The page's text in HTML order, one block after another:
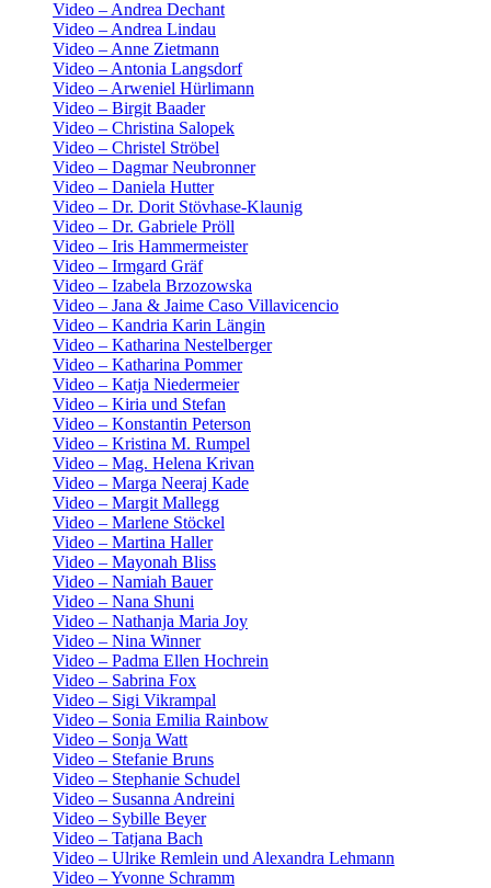
Video – Andrea Dechant
Video – Andrea Lindau
Video – Anne Zietmann
Video – Antonia Langsdorf
Video – Arweniel Hürlimann
Video – Birgit Baader
Video – Christina Salopek
Video – Christel Ströbel
Video – Dagmar Neubronner
Video – Daniela Hutter
Video – Dr. Dorit Stövhase-Klaunig
Video – Dr. Gabriele Pröll
Video – Iris Hammermeister
Video – Irmgard Gräf
Video – Izabela Brzozowska
Video – Jana & Jaime Caso Villavicencio
Video – Kandria Karin Längin
Video – Katharina Nestelberger
Video – Katharina Pommer
Video – Katja Niedermeier
Video – Kiria und Stefan
Video – Konstantin Peterson
Video – Kristina M. Rumpel
Video – Mag. Helena Krivan
Video – Marga Neeraj Kade
Video – Margit Mallegg
Video – Marlene Stöckel
Video – Martina Haller
Video – Mayonah Bliss
Video – Namiah Bauer
Video – Nana Shuni
Video – Nathanja Maria Joy
Video – Nina Winner
Video – Padma Ellen Hochrein
Video – Sabrina Fox
Video – Sigi Vikrampal
Video – Sonia Emilia Rainbow
Video – Sonja Watt
Video – Stefanie Bruns
Video – Stephanie Schudel
Video – Susanna Andreini
Video – Sybille Beyer
Video – Tatjana Bach
Video – Ulrike Remlein und Alexandra Lehmann
Video – Yvonne Schramm